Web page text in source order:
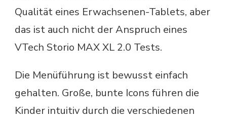
Qualität eines Erwachsenen-Tablets, aber
das ist auch nicht der Anspruch eines
VTech Storio MAX XL 2.0 Tests.
Die Menüführung ist bewusst einfach
gehalten. Große, bunte Icons führen die
Kinder intuitiv durch die verschiedenen